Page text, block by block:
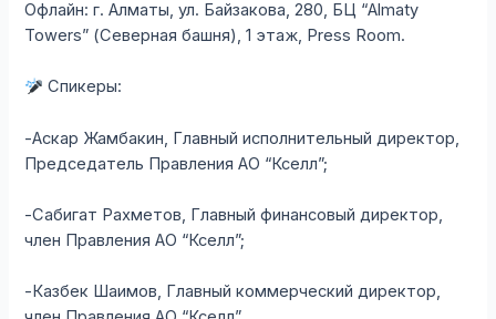
Офлайн: г. Алматы, ул. Байзакова, 280, БЦ “Almaty
Towers” (Северная башня), 1 этаж, Press Room.
Спикеры:
-Аскар Жамбакин, Главный исполнительный директор,
Председатель Правления АО “Кселл”;
-Сабигат Рахметов, Главный финансовый директор,
член Правления АО “Кселл”;
-Казбек Шаимов, Главный коммерческий директор,